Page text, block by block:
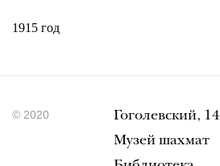
1915 год
© 2020
Гоголевский, 14
Музей шахмат